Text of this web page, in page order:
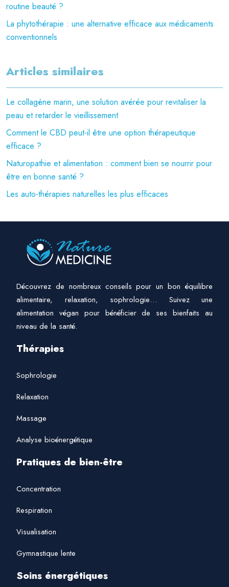
routine beauté ?
La phytothérapie : une alternative efficace aux médicaments
conventionnels
Articles similaires
Le collagène marin, une solution avérée pour revitaliser la
peau et retarder le vieillissement
Comment le CBD peut-il être une option thérapeutique
efficace ?
Naturopathie et alimentation : comment bien se nourrir pour
être en bonne santé ?
Les auto-thérapies naturelles les plus efficaces
Découvrez de nombreux conseils pour un bon équilibre
alimentaire, relaxation, sophrologie… Suivez une
alimentation végan pour bénéficier de ses bienfaits au
niveau de la santé.
Thérapies
Sophrologie
Relaxation
Massage
Analyse bioénergétique
Pratiques de bien-être
Concentration
Respiration
Visualisation
Gymnastique lente
Soins énergétiques